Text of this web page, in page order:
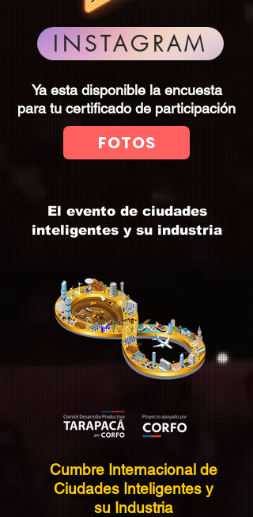
INSTAGRAM
Ya esta disponible la encuesta
para tu certificado de participación
FOTOS
El evento de ciudades
inteligentes y su industria
Cumbre Internacional de
Ciudades Inteligentes y
su Industria